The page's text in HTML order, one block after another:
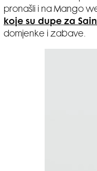
pronašli i na Mango
koje su dupe za
domjenke i zabave.